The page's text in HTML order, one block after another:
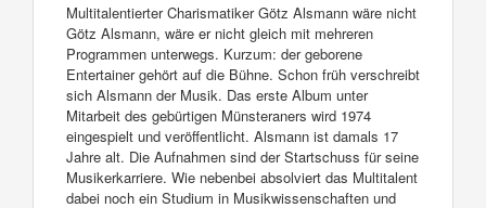
Multitalentierter Charismatiker Götz Alsmann wäre nicht
Götz Alsmann, wäre er nicht gleich mit mehreren
Programmen unterwegs. Kurzum: der geborene
Entertainer gehört auf die Bühne. Schon früh verschreibt
sich Alsmann der Musik. Das erste Album unter
Mitarbeit des gebürtigen Münsteraners wird 1974
eingespielt und veröffentlicht. Alsmann ist damals 17
Jahre alt. Die Aufnahmen sind der Startschuss für seine
Musikerkarriere. Wie nebenbei absolviert das Multitalent
dabei noch ein Studium in Musikwissenschaften und